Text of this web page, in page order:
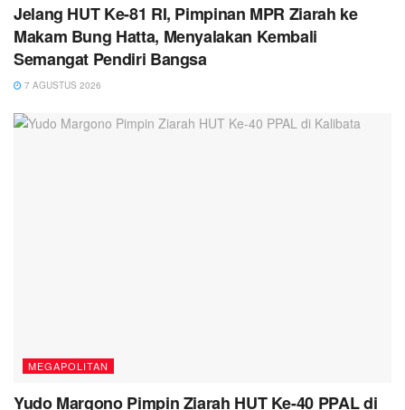
Jelang HUT Ke-81 RI, Pimpinan MPR Ziarah ke
Makam Bung Hatta, Menyalakan Kembali
Semangat Pendiri Bangsa
7 AGUSTUS 2026
MEGAPOLITAN
Yudo Margono Pimpin Ziarah HUT Ke-40 PPAL di